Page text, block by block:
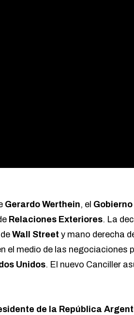
Gerardo Werthein, el
Relaciones Exteriores. La
de Wall Street y mano derecha
el medio de las negociaciones
Unidos. El nuevo Canciller
de la República